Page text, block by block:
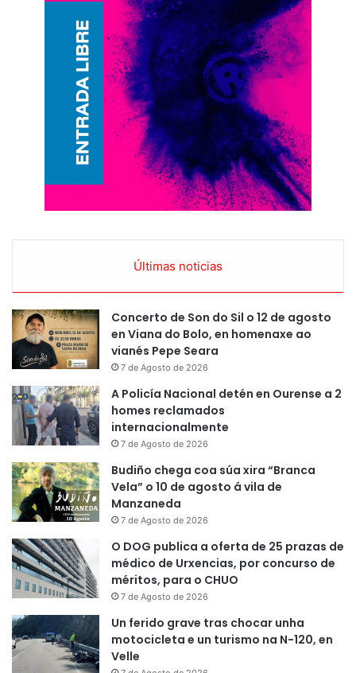
Últimas noticias
Concerto de Son do Sil o 12 de agosto
en Viana do Bolo, en homenaxe ao
vianés Pepe Seara
7 de Agosto de 2026
A Policía Nacional detén en Ourense a 2
homes reclamados
internacionalmente
7 de Agosto de 2026
Budiño chega coa súa xira “Branca
Vela” o 10 de agosto á vila de
Manzaneda
7 de Agosto de 2026
O DOG publica a oferta de 25 prazas de
médico de Urxencias, por concurso de
méritos, para o CHUO
7 de Agosto de 2026
Un ferido grave tras chocar unha
motocicleta e un turismo na N-120, en
Velle